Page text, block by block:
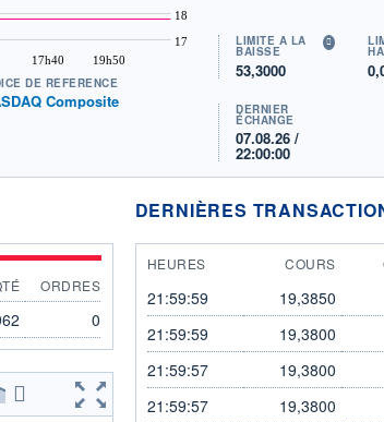
17h40 19h50
17
18
DE RÉFÉRENCE
Composite
LIMITE À LA
BAISSE
53,3000
DERNIER
ÉCHANGE
07.08.26 /
22:00:00
ORDRES
0
DERNIÈRES
HEURES COURS
21:59:59 19,3850
21:59:59
19,3800
21:59:57
19,3800
21:59:57
19,3800